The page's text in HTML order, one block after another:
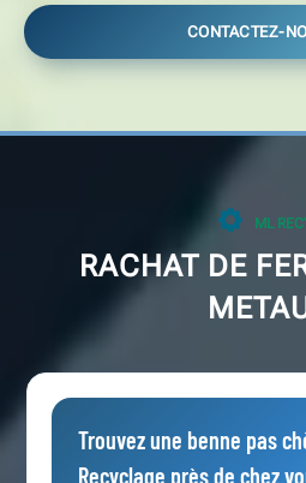
CONTACTEZ-
ML
RACHAT DE
Trouvez une benne pas
Recyclage près de chez